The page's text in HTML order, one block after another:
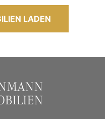
LADEN